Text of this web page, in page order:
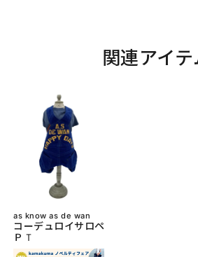
関連アイテ
as know as de wan
コーデュロイサロペ
ＰＴ